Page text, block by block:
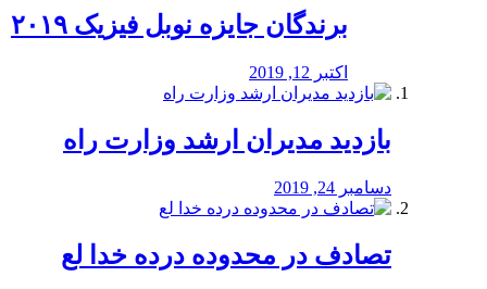
برندگان جایزه نوبل فیزیک ۲۰۱۹
اکتبر 12, 2019
بازدید مدیران ارشد وزارت راه
دسامبر 24, 2019
تصادف در محدوده درده خدا لع